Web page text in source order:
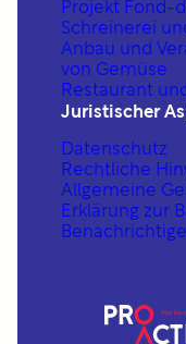
Projekt Fond-
Schreinerei
Anbau und
von Gemüse
Restaurant
Juristischer
Datenschutz
Rechtliche
Allgemeine
Erklärung zur